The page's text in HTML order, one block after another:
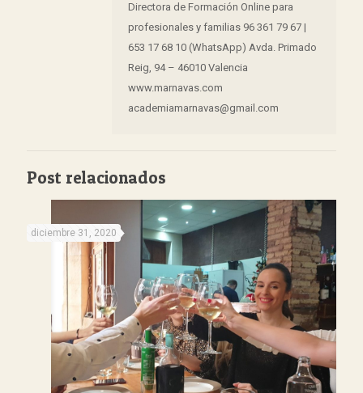
Directora de Formación Online para
profesionales y familias 96 361 79 67 |
653 17 68 10 (WhatsApp) Avda. Primado
Reig, 94 – 46010 Valencia
www.marnavas.com
academiamarnavas@gmail.com
Post relacionados
diciembre 31, 2020